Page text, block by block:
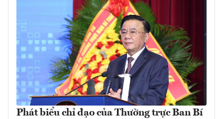
Phát biểu chỉ đạo của Thường trực Ban Bí